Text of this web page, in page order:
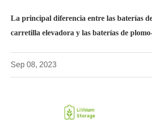
La principal diferencia entre las baterías
carretilla elevadora y las baterías de
Sep 08, 2023